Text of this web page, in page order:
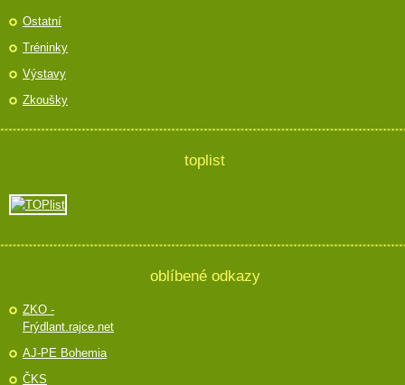
Ostatní
Tréninky
Výstavy
Zkoušky
toplist
oblíbené odkazy
ZKO -
Frýdlant.rajce.net
AJ-PE Bohemia
ČKS